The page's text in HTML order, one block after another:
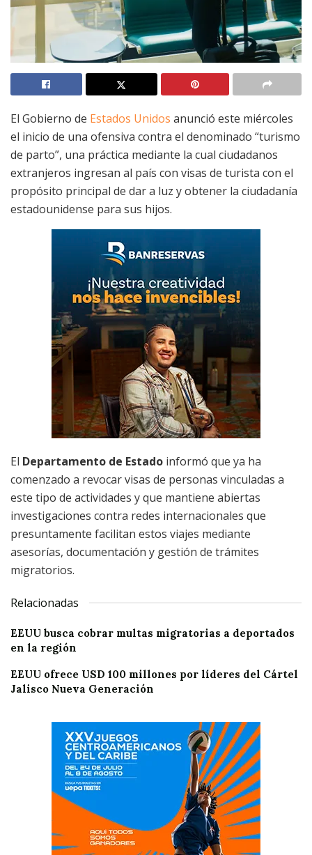
El Gobierno de Estados Unidos anunció este miércoles
el inicio de una ofensiva contra el denominado “turismo
de parto”, una práctica mediante la cual ciudadanos
extranjeros ingresan al país con visas de turista con el
propósito principal de dar a luz y obtener la ciudadanía
estadounidense para sus hijos.
El Departamento de Estado informó que ya ha
comenzado a revocar visas de personas vinculadas a
este tipo de actividades y que mantiene abiertas
investigaciones contra redes internacionales que
presuntamente facilitan estos viajes mediante
asesorías, documentación y gestión de trámites
migratorios.
Relacionadas
EEUU busca cobrar multas migratorias a deportados
en la región
EEUU ofrece USD 100 millones por líderes del Cártel
Jalisco Nueva Generación